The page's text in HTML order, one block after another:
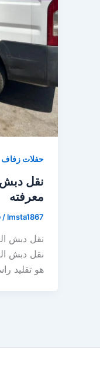
حفلات زفاف
نقل دبش
معرفته
lmsta1867
/
نقل دبش
نقل دبش
هو تقليد